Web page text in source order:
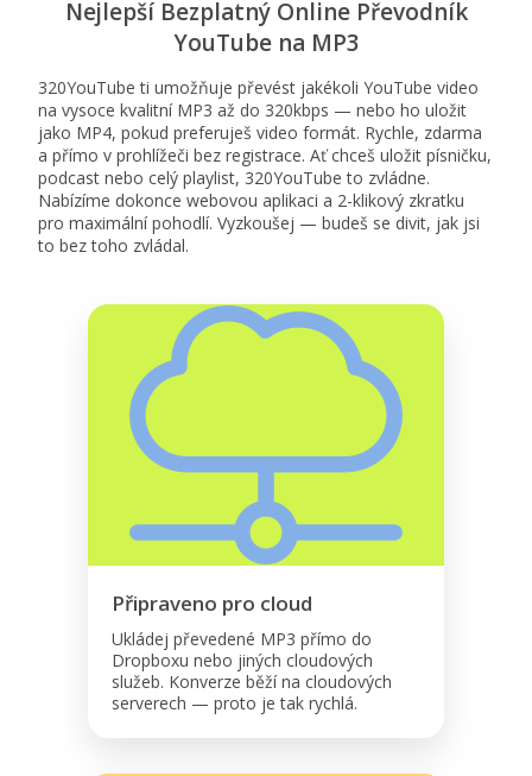
Nejlepší Bezplatný Online Převodník
YouTube na MP3
320YouTube ti umožňuje převést jakékoli YouTube video
na vysoce kvalitní MP3 až do 320kbps — nebo ho uložit
jako MP4, pokud preferuješ video formát. Rychle, zdarma
a přímo v prohlížeči bez registrace. Ať chceš uložit písničku,
podcast nebo celý playlist, 320YouTube to zvládne.
Nabízíme dokonce webovou aplikaci a 2-klikový zkratku
pro maximální pohodlí. Vyzkoušej — budeš se divit, jak jsi
to bez toho zvládal.
Připraveno pro cloud
Ukládej převedené MP3 přímo do
Dropboxu nebo jiných cloudových
služeb. Konverze běží na cloudových
serverech — proto je tak rychlá.